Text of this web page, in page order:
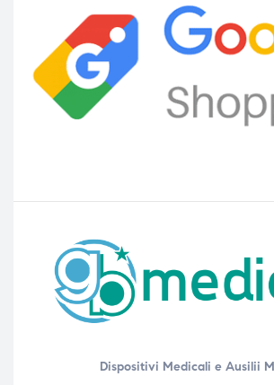
Dispositivi Medicali e Ausilii